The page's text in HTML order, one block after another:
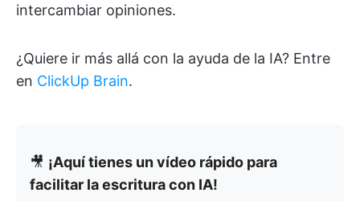
intercambiar opiniones.
¿Quiere ir más allá con la ayuda de la IA? Entre
en ClickUp Brain.
🎥 ¡Aquí tienes un vídeo rápido para
facilitar la escritura con IA!